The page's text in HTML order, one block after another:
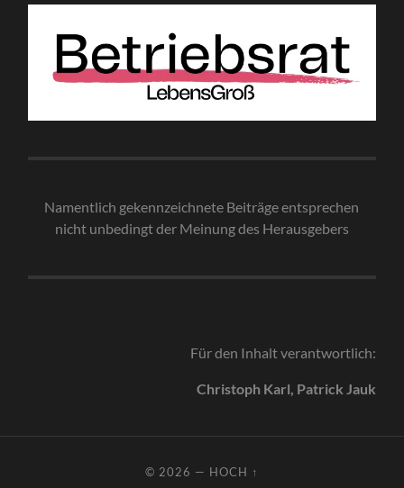
Namentlich gekennzeichnete Beiträge entsprechen
nicht unbedingt der Meinung des Herausgebers
Für den Inhalt verantwortlich:
Christoph Karl, Patrick Jauk
© 2026 — HOCH ↑